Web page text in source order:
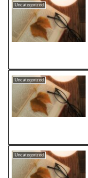
Uncategorized
Uncategorized
Uncategorized